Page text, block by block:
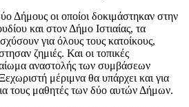
Δήμους οι οποίοι δοκιμάστηκαν στην
και στον Δήμο Ιστιαίας, τα
για όλους τους κατοίκους,
ζημιές. Και οι τοπικές
αναστολής των συμβάσεων
μέριμνα θα υπάρχει και για
τους μαθητές των δύο αυτών Δήμων.